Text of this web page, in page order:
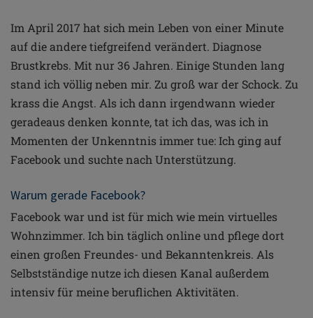
Im April 2017 hat sich mein Leben von einer Minute
auf die andere tiefgreifend verändert. Diagnose
Brustkrebs. Mit nur 36 Jahren. Einige Stunden lang
stand ich völlig neben mir. Zu groß war der Schock. Zu
krass die Angst. Als ich dann irgendwann wieder
geradeaus denken konnte, tat ich das, was ich in
Momenten der Unkenntnis immer tue: Ich ging auf
Facebook und suchte nach Unterstützung.
Warum gerade Facebook?
Facebook war und ist für mich wie mein virtuelles
Wohnzimmer. Ich bin täglich online und pflege dort
einen großen Freundes- und Bekanntenkreis. Als
Selbstständige nutze ich diesen Kanal außerdem
intensiv für meine beruflichen Aktivitäten.